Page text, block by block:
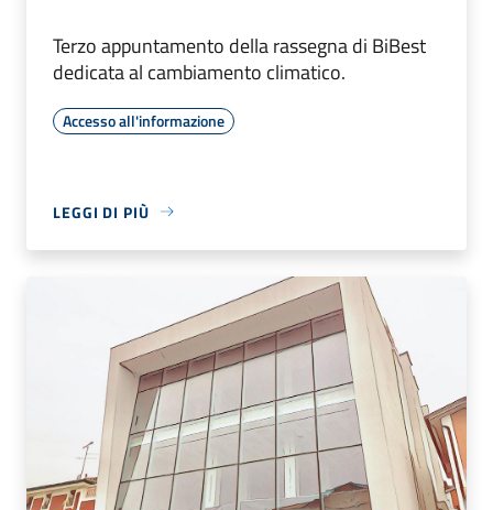
Terzo appuntamento della rassegna di BiBest
dedicata al cambiamento climatico.
Accesso all'informazione
LEGGI DI PIÙ